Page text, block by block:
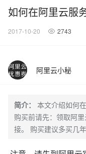
如何在阿里云服
2017-10-20 2743
阿里云小秘
简介：
本文介绍如何
购买前请先：领取阿
接。 购买建议多买几